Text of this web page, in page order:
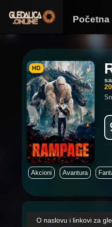
Početna
HD
Akcioni Avantura
O naslovu i linkovi za